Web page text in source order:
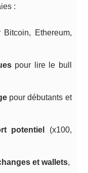
:
Bitcoin, Ethereum,
pour lire le bull
pour débutants et
potentiel
(x100,
et wallets,